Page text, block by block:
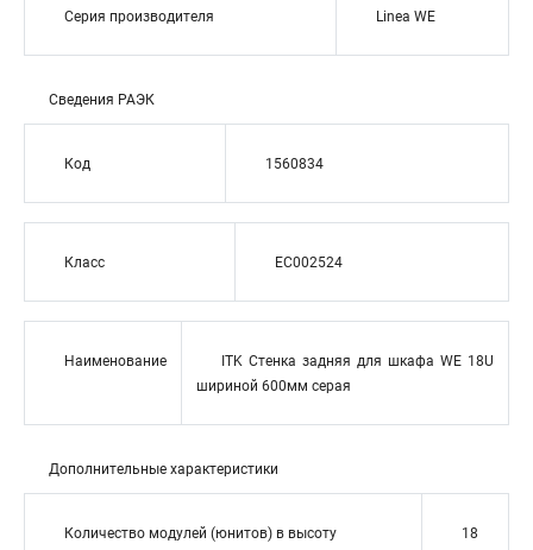
Серия производителя Linea WE
Сведения РАЭК
Код 1560834
Класс EC002524
Наименование
ITK Стенка задняя для шкафа WE 18U
шириной 600мм серая
Дополнительные характеристики
Количество модулей (юнитов) в высоту 18